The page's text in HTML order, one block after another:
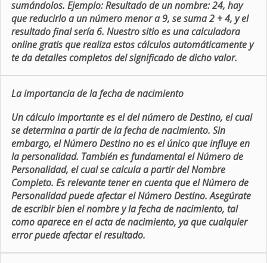
sumándolos. Ejemplo: Resultado de un nombre: 24, hay
que reducirlo a un número menor a 9, se suma 2 + 4, y el
resultado final sería 6. Nuestro sitio es una calculadora
online gratis que realiza estos cálculos automáticamente y
te da detalles completos del significado de dicho valor.
La importancia de la fecha de nacimiento
Un cálculo importante es el del número de Destino, el cual
se determina a partir de la fecha de nacimiento. Sin
embargo, el Número Destino no es el único que influye en
la personalidad. También es fundamental el Número de
Personalidad, el cual se calcula a partir del Nombre
Completo. Es relevante tener en cuenta que el Número de
Personalidad puede afectar el Número Destino. Asegúrate
de escribir bien el nombre y la fecha de nacimiento, tal
como aparece en el acta de nacimiento, ya que cualquier
error puede afectar el resultado.